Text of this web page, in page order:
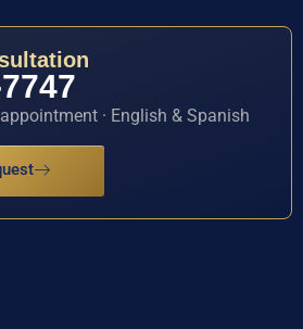
· English & Spanish